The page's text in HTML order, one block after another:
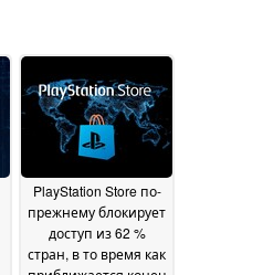
PlayStation Store по-
прежнему блокирует
доступ из 62 %
стран, в то время как